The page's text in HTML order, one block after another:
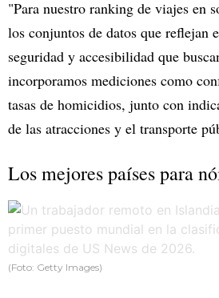
"Para nuestro ranking de viajes en
los conjuntos de datos que reflejan
seguridad y accesibilidad que
incorporamos mediciones como
tasas de homicidios, junto con
de las atracciones y el transporte
Los mejores países para
(Foto: Getty Images)